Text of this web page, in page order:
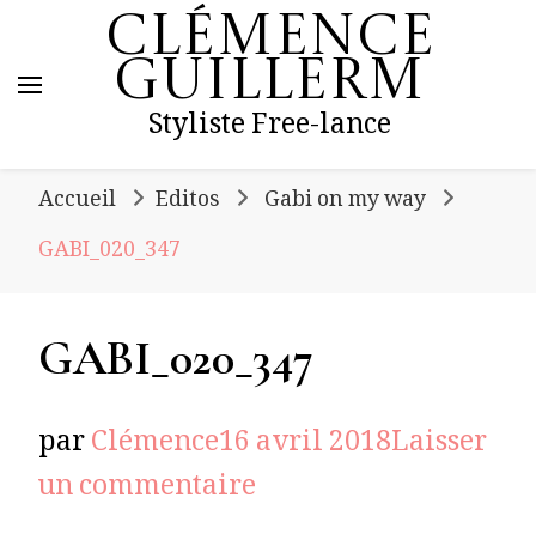
Clémence
Guillerm
Styliste Free-lance
Accueil Editos
Gabi on my way
GABI_020_347
GABI_020_347
parClémence16 avril 2018Laisser
un commentaire